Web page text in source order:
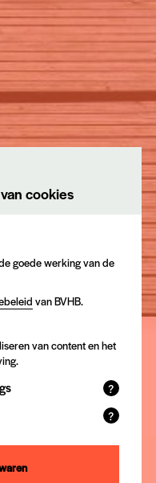
een
cookies
goede werking van de
van BVHB.
van content en het
?
en
?
analyse